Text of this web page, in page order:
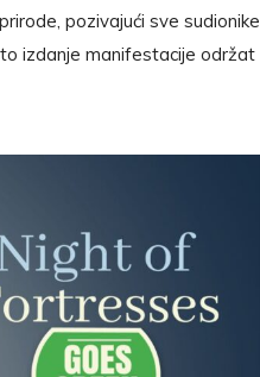
pozivajući sve sudionike
izdanje manifestacije održat